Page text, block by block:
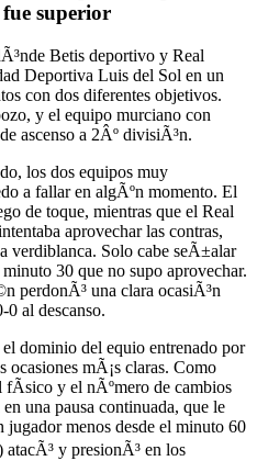
superior
Betis deportivo y Real
Deportiva Luis del Sol en un
con dos diferentes objetivos.
y el equipo murciano con
ascenso a 2Âº divisiÃ³n.
los dos equipos muy
a fallar en algÃºn momento. El
de toque, mientras que el Real
aprovechar las contras,
verdiblanca. Solo cabe seÃ±alar
30 que no supo aprovechar.
perdonÃ³ una clara ocasiÃ³n
0 al descanso.
dominio del equio entrenado por
mÃ¡s claras. Como
fÃ­sico y el nÃºmero de cambios
una pausa continuada, que le
menos desde el minuto 60
y presionÃ³ en los